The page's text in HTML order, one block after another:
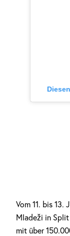
Vom 11. bis
Mladeži in
mit über